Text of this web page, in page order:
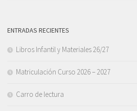
ENTRADAS RECIENTES
Libros Infantil y Materiales 26/27
Matriculación Curso 2026 – 2027
Carro de lectura